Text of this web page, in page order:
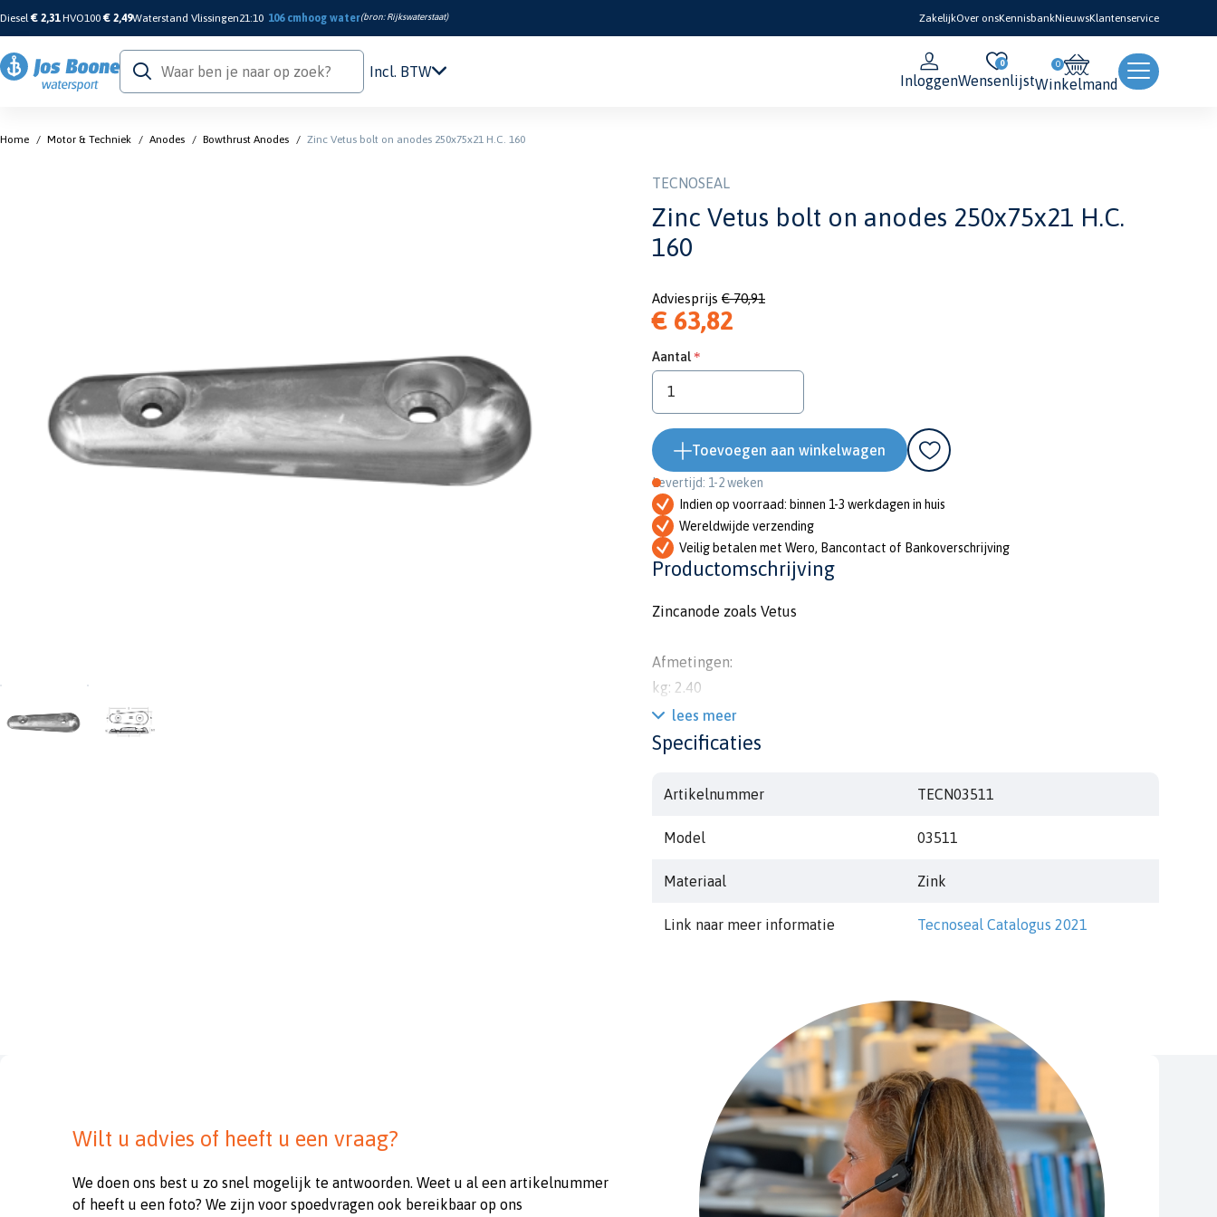
Diesel€ 2,31 HVO100 € 2,49Waterstand Vlissingen21:10 106 cm hoog water(bron:Rijkswaterstaat) ZakelijkOver onsKennisbankNieuwsKlantenservice
Navigatie & Elektronica
Incl. BTW
Inloggen
0
WensenlijstWinkelmand
Home / Motor & Techniek / Anodes / Bowthrust Anodes / Zinc Vetus bolt on anodes 250x75x21 H.C. 160
TECNOSEAL
Zinc Vetus bolt on anodes 250x75x21 H.C.
160
Adviesprijs € 70,91
€ 63,82
Aantal
Toevoegen aan winkelwagen
Levertijd: 1-2 weken
Indien op voorraad: binnen 1-3 werkdagen in huis
Wereldwijde verzending
Veilig betalen met Wero, Bancontact of Bankoverschrijving
Productomschrijving
Zincanode zoals Vetus
Afmetingen:
kg: 2.40
lbs: 5.29
i: 140mm
a: 55mm
h: 21mm
diam1: 11mm
diam2: 11x15mm
lees meer
Specificaties
Artikelnummer TECN03511
Model 03511
Materiaal Zink
Link naar meer informatie Tecnoseal Catalogus 2021
Wilt u advies of heeft u een vraag?
We doen ons best u zo snel mogelijk te antwoorden. Weet u al een artikelnummer
of heeft u een foto? We zijn voor spoedvragen ook bereikbaar op ons